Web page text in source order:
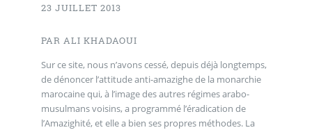
23 JUILLET 2013
PAR ALI KHADAOUI
Sur ce site, nous n’avons cessé, depuis déjà longtemps,
de dénoncer l’attitude anti-amazighe de la monarchie
marocaine qui, à l’image des autres régimes arabo-
musulmans voisins, a programmé l’éradication de
l’Amazighité, et elle a bien ses propres méthodes. La